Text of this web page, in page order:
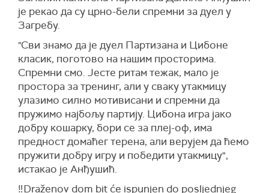
је рекао да су црно-бели спремни за дуел у
Загребу.
"Сви знамо да је дуел Партизана и Цибоне
класик, поготово на нашим просторима.
Спремни смо. Јесте ритам тежак, мало је
простора за тренинг, али у сваку утакмицу
улазимо силно мотивисани и спремни да
пружимо најбољу партију. Цибона игра јако
добру кошарку, бори се за плеј-оф, има
предност домаћег терена, али верујем да ћемо
пружити добру игру и победити утакмицу",
истакао је Анђушић.
‼️Draženov dom bit će ispunjen do posljednjeg